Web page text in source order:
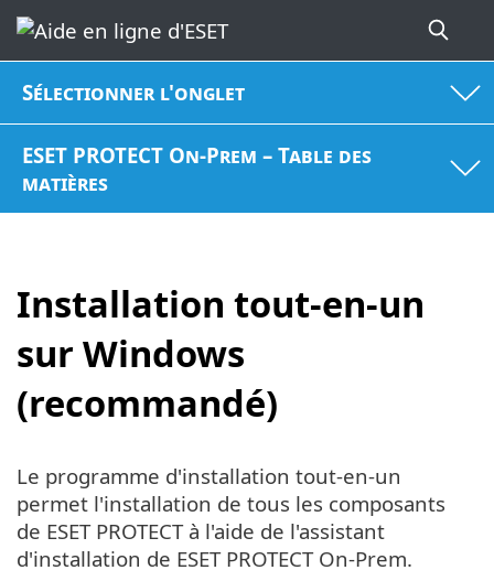
Sélectionner l'onglet
ESET PROTECT On-Prem – Table des
matières
Installation tout-en-un
sur Windows
(recommandé)
Le programme d'installation tout-en-un
permet l'installation de tous les composants
de ESET PROTECT à l'aide de l'assistant
d'installation de ESET PROTECT On-Prem.